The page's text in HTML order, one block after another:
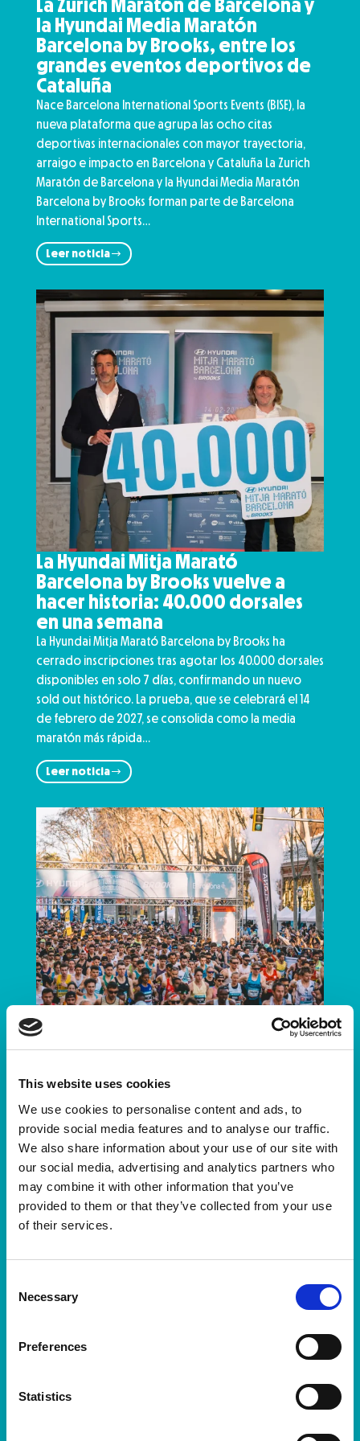
This website uses cookies
We use cookies to personalise content and ads, to
provide social media features and to analyse our traffic.
We also share information about your use of our site with
our social media, advertising and analytics partners who
may combine it with other information that you’ve
provided to them or that they’ve collected from your use
of their services.
Selection
Necessary
Preferences
Statistics
la Hyundai Media Maratón
Barcelona by Brooks, entre los
grandes eventos deportivos de
Cataluña
Nace Barcelona International Sports Events (BISE), la
nueva plataforma que agrupa las ocho citas
deportivas internacionales con mayor trayectoria,
arraigo e impacto en Barcelona y Cataluña La Zurich
Maratón de Barcelona y la Hyundai Media Maratón
Barcelona by Brooks forman parte de Barcelona
International Sports…
Leer noticia
La Hyundai Mitja Marató
Barcelona by Brooks vuelve a
hacer historia: 40.000 dorsales
en una semana
La Hyundai Mitja Marató Barcelona by Brooks ha
cerrado inscripciones tras agotar los 40.000 dorsales
disponibles en solo 7 días, confirmando un nuevo
sold out histórico. La prueba, que se celebrará el 14
de febrero de 2027, se consolida como la media
maratón más rápida…
Leer noticia
La Hyundai Mitja Marató
Barcelona by Brooks abre
inscripciones con 40.000
dorsales disponibles
La prueba tendrá lugar el 14 de febrero de 2027 y se
espera batir todos los récords de participación. La
Hyundai Mitja Marató Barceloba by Brooks abre
oficialmente las inscripciones para su 37ª edición,